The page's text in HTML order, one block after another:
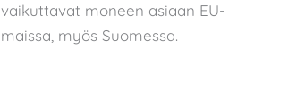
vaikuttavat moneen asiaan EU-
maissa, myös Suomessa.